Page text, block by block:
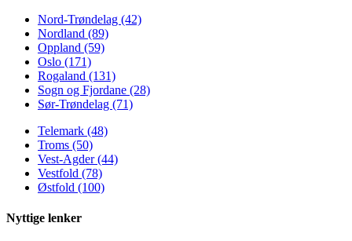
Nord-Trøndelag (42)
Nordland (89)
Oppland (59)
Oslo (171)
Rogaland (131)
Sogn og Fjordane (28)
Sør-Trøndelag (71)
Telemark (48)
Troms (50)
Vest-Agder (44)
Vestfold (78)
Østfold (100)
Nyttige lenker